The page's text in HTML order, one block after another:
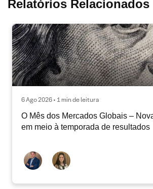
Relatórios Relacionados
6 Ago 2026 • 1 min de leitura
O Mês dos Mercados Globais –
em meio à temporada de resultados